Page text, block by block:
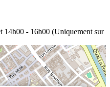
14h00 - 16h00 (Uniquement sur